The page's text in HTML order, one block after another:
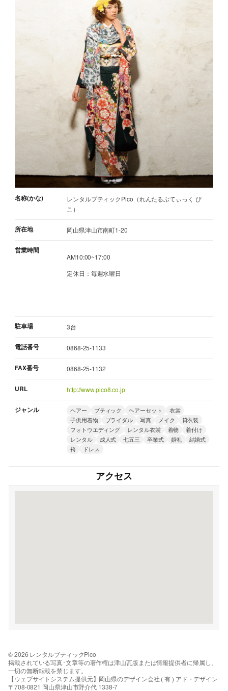
名称(かな)
レンタルブティックPico（れんたるぶてぃっく ぴ
こ）
所在地 岡山県津山市南町1-20
営業時間
AM10:00~17:00
定休日：毎週水曜日
駐車場 3台
電話番号 0868-25-1133
FAX番号 0868-25-1132
URL http://www.pico8.co.jp
ジャンル ヘアー ブティック ヘアーセット
衣裳
子供用着物
ブライダル 写真 メイク
貸衣装
フォトウエディング
レンタル衣裳 着物
着付け
レンタル
成人式 七五三 卒業式 婚礼
結婚式
袴
ドレス
アクセス
© 2026 レンタルブティックPico
掲載されている写真･文章等の著作権は津山瓦版または情報提供者に帰属し、
一切の無断転載を禁じます。
【ウェブサイトシステム提供元】岡山県のデザイン会社 ( 有 ) アド・デザイン
〒708-0821 岡山県津山市野介代 1338-7